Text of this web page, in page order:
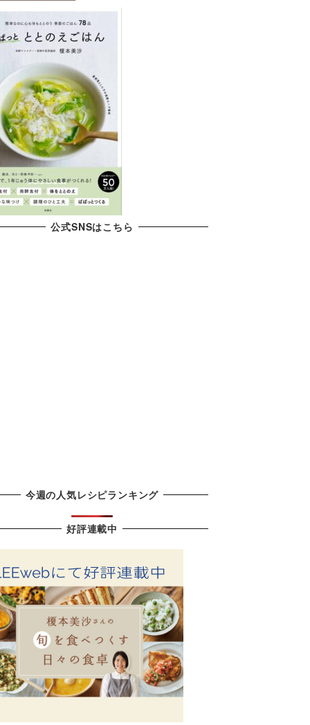
公式SNSはこちら
今週の人気レシピランキング
好評連載中